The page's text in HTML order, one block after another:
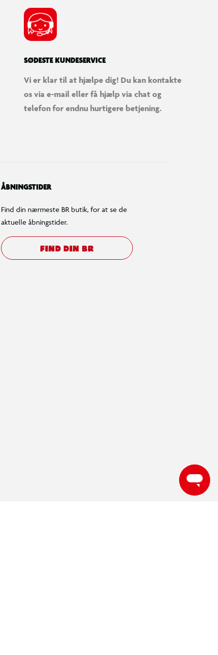
SØDESTE KUNDESERVICE
Vi er klar til at hjælpe dig! Du kan kontakte
os via e-mail eller få hjælp via chat og
telefon for endnu hurtigere betjening.
ÅBNINGSTIDER
Find din nærmeste BR butik, for at se de
aktuelle åbningstider.
FIND DIN BR